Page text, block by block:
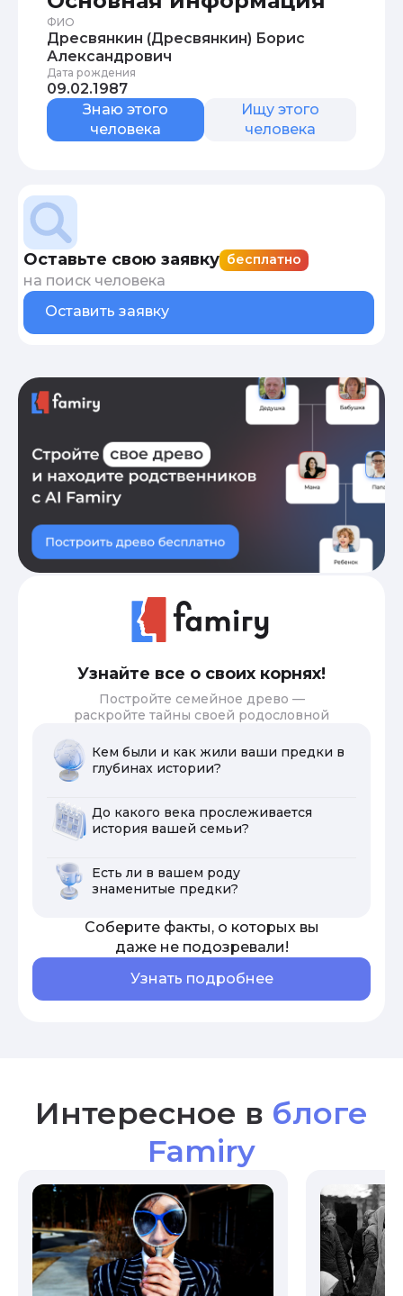
ФИО
Дресвянкин (Дресвянкин) Борис
Александрович
Дата рождения
09.02.1987
Знаю этого
человека
Ищу этого
человека
Оставьте свою заявку бесплатно
на поиск человека
Оставить заявку
Узнайте все о своих корнях!
Постройте семейное древо —
раскройте тайны своей родословной
Кем были и как жили ваши предки в
глубинах истории?
До какого века прослеживается
история вашей семьи?
Есть ли в вашем роду
знаменитые предки?
Соберите факты, о которых вы
даже не подозревали!
Узнать подробнее
Интересное в блоге
Famiry